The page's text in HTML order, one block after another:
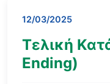
12/03/2025
Τελική
Ending)